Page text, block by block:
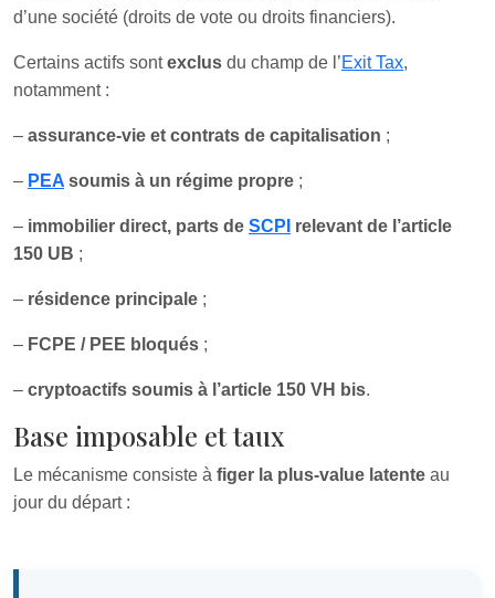
d’une société (droits de vote ou droits financiers).
Certains actifs sontexclus du champ de l’Exit Tax,
notamment :
– assurance-vie et contrats de capitalisation ;
– PEA soumis à un régime propre ;
– immobilier direct, parts de SCPI relevant de l’article
150 UB ;
– résidence principale ;
– FCPE / PEE bloqués ;
– cryptoactifs soumis à l’article 150 VH bis.
Base imposable et taux
Le mécanisme consiste à figer la plus-value latente au
jour du départ :